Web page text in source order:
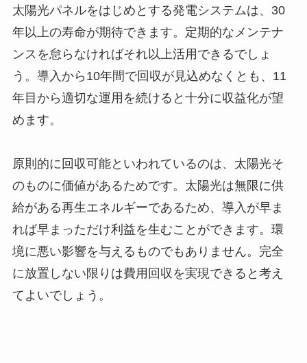
太陽光パネルをはじめとする発電システムは、30
年以上の寿命が期待できます。定期的なメンテナ
ンスを怠らなければそれ以上活用できるでしょ
う。導入から10年間で回収が見込めなくとも、11
年目から適切な運用を続けると十分に収益化が望
めます。
原則的に回収可能といわれているのは、太陽光そ
のものに価値があるためです。太陽光は無限に供
給がある再生エネルギーであるため、導入が早ま
れば早まっただけ利益を生むことができます。環
境に悪い影響を与えるものでもありません。完全
に放置しない限りは費用回収を実現できると考え
てよいでしょう。